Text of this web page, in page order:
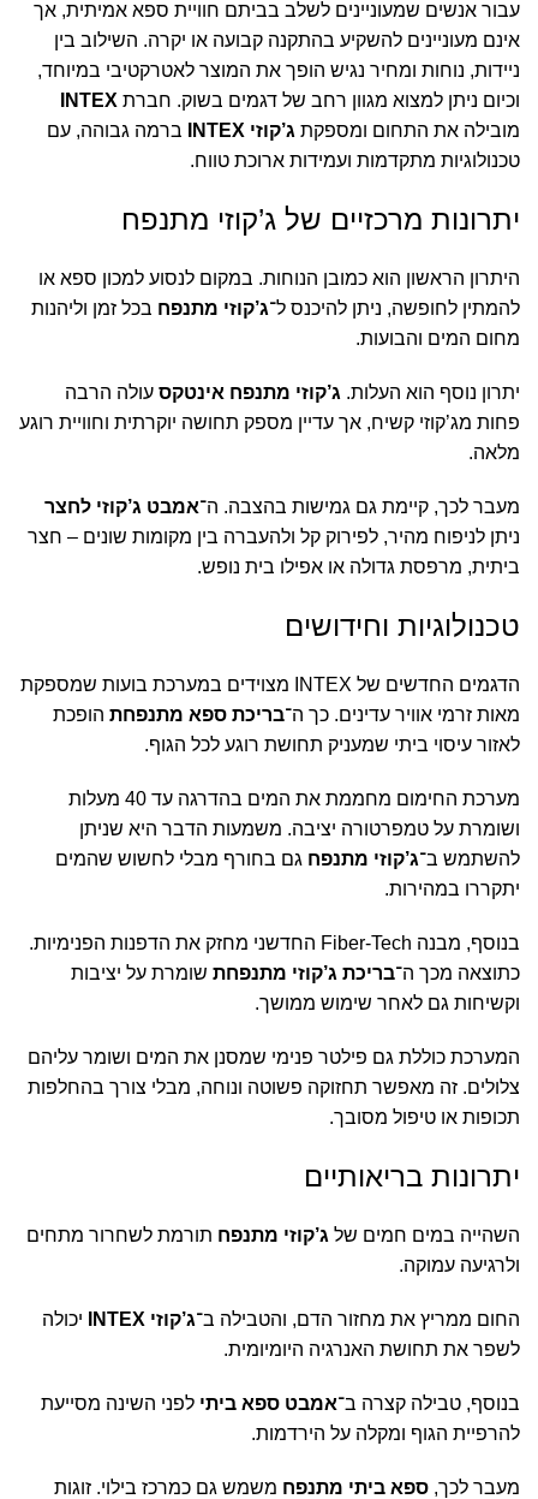
עבור אנשים שמעוניינים לשלב בביתם חוויית ספא אמיתית, אך
אינם מעוניינים להשקיע בהתקנה קבועה או יקרה. השילוב בין
ניידות, נוחות ומחיר נגיש הופך את המוצר לאטרקטיבי במיוחד,
וכיום ניתן למצוא מגוון רחב של דגמים בשוק. חברת INTEX
מובילה את התחום ומספקת ג’קוזי INTEX
ברמה גבוהה, עם
טכנולוגיות מתקדמות ועמידות ארוכת טווח.
יתרונות מרכזיים של ג’קוזי מתנפח
היתרון הראשון הוא כמובן הנוחות. במקום לנסוע למכון ספא או
להמתין לחופשה, ניתן להיכנס ל־ג’קוזי מתנפח בכל זמן וליהנות
מחום המים והבועות.
יתרון נוסף הוא העלות. ג’קוזי מתנפח אינטקס עולה הרבה
פחות מג’קוזי קשיח, אך עדיין מספק תחושה יוקרתית וחוויית רוגע
מלאה.
מעבר לכך, קיימת גם גמישות בהצבה. ה־אמבט ג’קוזי לחצר
ניתן לניפוח מהיר, לפירוק קל ולהעברה בין מקומות שונים – חצר
ביתית, מרפסת גדולה או אפילו בית נופש.
טכנולוגיות וחידושים
הדגמים החדשים של INTEX מצוידים במערכת בועות שמספקת
מאות זרמי אוויר עדינים. כך ה־בריכת ספא מתנפחת הופכת
לאזור עיסוי ביתי שמעניק תחושת רוגע לכל הגוף.
מערכת החימום מחממת את המים בהדרגה עד 40 מעלות
ושומרת על טמפרטורה יציבה. משמעות הדבר היא שניתן
להשתמש ב־ג’קוזי מתנפח גם בחורף מבלי לחשוש שהמים
יתקררו במהירות.
בנוסף, מבנה Fiber-Tech החדשני מחזק את הדפנות הפנימיות.
כתוצאה מכך ה־בריכת ג’קוזי מתנפחת שומרת על יציבות
וקשיחות גם לאחר שימוש ממושך.
המערכת כוללת גם פילטר פנימי שמסנן את המים ושומר עליהם
צלולים. זה מאפשר תחזוקה פשוטה ונוחה, מבלי צורך בהחלפות
תכופות או טיפול מסובך.
יתרונות בריאותיים
השהייה במים חמים של ג’קוזי מתנפח תורמת לשחרור מתחים
ולרגיעה עמוקה.
החום ממריץ את מחזור הדם, והטבילה ב־ג’קוזי INTEX
יכולה
לשפר את תחושת האנרגיה היומיומית.
בנוסף, טבילה קצרה ב־אמבט ספא ביתי לפני השינה מסייעת
להרפיית הגוף ומקלה על הירדמות.
מעבר לכך, ספא ביתי מתנפח משמש גם כמרכז בילוי. זוגות